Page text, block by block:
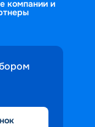
компании и